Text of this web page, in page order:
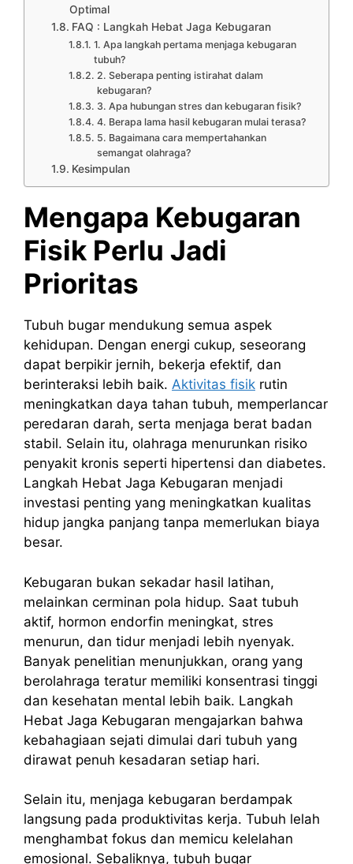
Optimal
FAQ : Langkah Hebat Jaga Kebugaran
1. Apa langkah pertama menjaga kebugaran
tubuh?
2. Seberapa penting istirahat dalam
kebugaran?
3. Apa hubungan stres dan kebugaran fisik?
4. Berapa lama hasil kebugaran mulai terasa?
5. Bagaimana cara mempertahankan
semangat olahraga?
Kesimpulan
Mengapa Kebugaran
Fisik Perlu Jadi
Prioritas
Tubuh bugar mendukung semua aspek
kehidupan. Dengan energi cukup, seseorang
dapat berpikir jernih, bekerja efektif, dan
berinteraksi lebih baik. Aktivitas fisik rutin
meningkatkan daya tahan tubuh, memperlancar
peredaran darah, serta menjaga berat badan
stabil. Selain itu, olahraga menurunkan risiko
penyakit kronis seperti hipertensi dan diabetes.
Langkah Hebat Jaga Kebugaran menjadi
investasi penting yang meningkatkan kualitas
hidup jangka panjang tanpa memerlukan biaya
besar.
Kebugaran bukan sekadar hasil latihan,
melainkan cerminan pola hidup. Saat tubuh
aktif, hormon endorfin meningkat, stres
menurun, dan tidur menjadi lebih nyenyak.
Banyak penelitian menunjukkan, orang yang
berolahraga teratur memiliki konsentrasi tinggi
dan kesehatan mental lebih baik. Langkah
Hebat Jaga Kebugaran mengajarkan bahwa
kebahagiaan sejati dimulai dari tubuh yang
dirawat penuh kesadaran setiap hari.
Selain itu, menjaga kebugaran berdampak
langsung pada produktivitas kerja. Tubuh lelah
menghambat fokus dan memicu kelelahan
emosional. Sebaliknya, tubuh bugar